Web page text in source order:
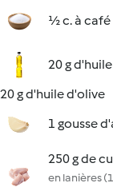
½ c. à café
20 g
20 g d'huile d'olive
1 gousse
250 g de
en lanières